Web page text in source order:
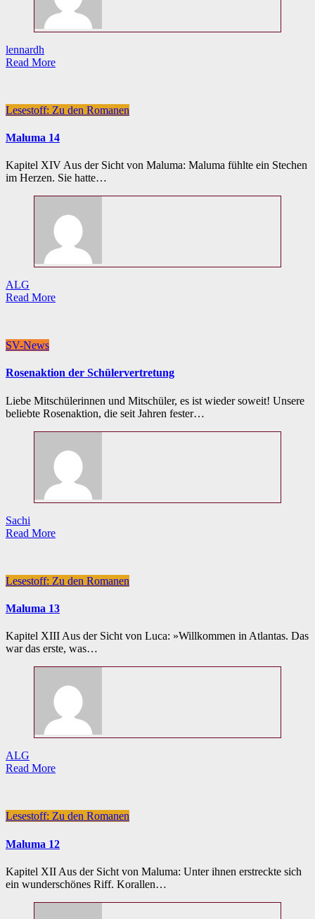
lennardh
Read More
Lesestoff: Zu den Romanen
Maluma 14
Kapitel XIV Aus der Sicht von Maluma: Maluma fühlte ein Stechen
im Herzen. Sie hatte…
ALG
Read More
SV-News
Rosenaktion der Schülervertretung
Liebe Mitschülerinnen und Mitschüler, es ist wieder soweit! Unsere
beliebte Rosenaktion, die seit Jahren fester…
Sachi
Read More
Lesestoff: Zu den Romanen
Maluma 13
Kapitel XIII Aus der Sicht von Luca: »Willkommen in Atlantas. Das
war das erste, was…
ALG
Read More
Lesestoff: Zu den Romanen
Maluma 12
Kapitel XII Aus der Sicht von Maluma: Unter ihnen erstreckte sich
ein wunderschönes Riff. Korallen…